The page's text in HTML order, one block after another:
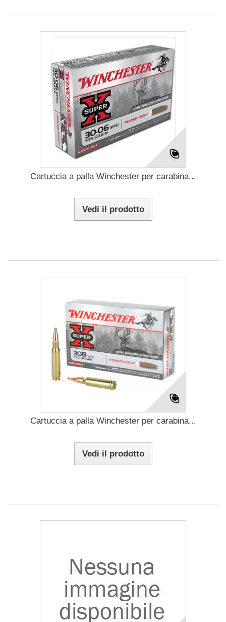
Cartuccia a palla Winchester per carabina...
Vedi il prodotto
Cartuccia a palla Winchester per carabina...
Vedi il prodotto